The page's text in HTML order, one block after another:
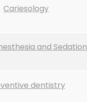
Cariesology
and Sedation
dentistry